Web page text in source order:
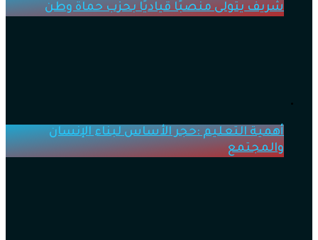
شريف يتولى منصبًا قياديًا بحزب حماة وطن
أهمية التعليم :حجر الأساس لبناء الإنسان
والمجتمع